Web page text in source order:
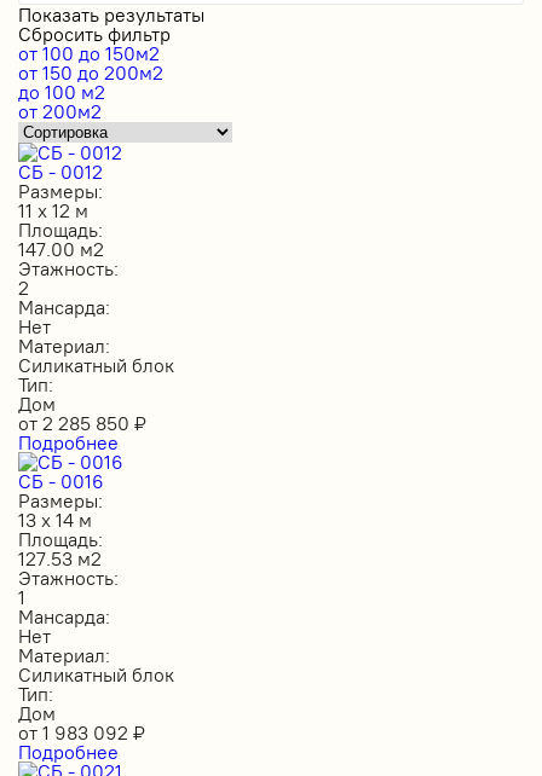
Показать результаты
Сбросить фильтр
от 100 до 150м2
от 150 до 200м2
до 100 м2
от 200м2
СБ - 0012
Размеры:
11 х 12 м
Площадь:
147.00 м2
Этажность:
2
Мансарда:
Нет
Материал:
Силикатный блок
Тип:
Дом
от 2 285 850 ₽
Подробнее
СБ - 0016
Размеры:
13 х 14 м
Площадь:
127.53 м2
Этажность:
1
Мансарда:
Нет
Материал:
Силикатный блок
Тип:
Дом
от 1 983 092 ₽
Подробнее